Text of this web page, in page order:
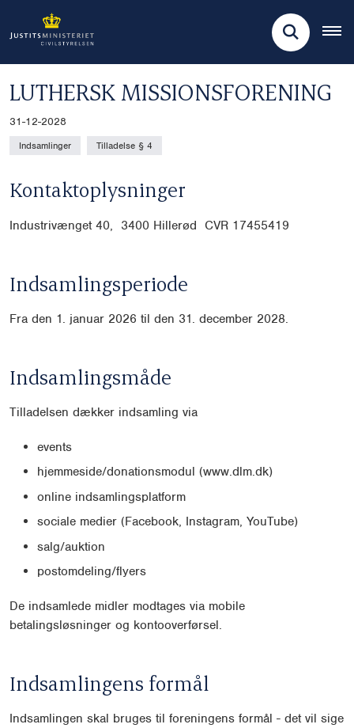
LUTHERSK MISSIONSFORENING
31-12-2028
Indsamlinger Tilladelse § 4
Kontaktoplysninger
Industrivænget 40, 3400 Hillerød CVR 17455419
Indsamlingsperiode
Fra den 1. januar 2026 til den 31. december 2028.
Indsamlingsmåde
Tilladelsen dækker indsamling via
events
hjemmeside/donationsmodul (www.dlm.dk)
online indsamlingsplatform
sociale medier (Facebook, Instagram, YouTube)
salg/auktion
postomdeling/flyers
De indsamlede midler modtages via mobile
betalingsløsninger og kontooverførsel.
Indsamlingens formål
Indsamlingen skal bruges til foreningens formål - det vil sige